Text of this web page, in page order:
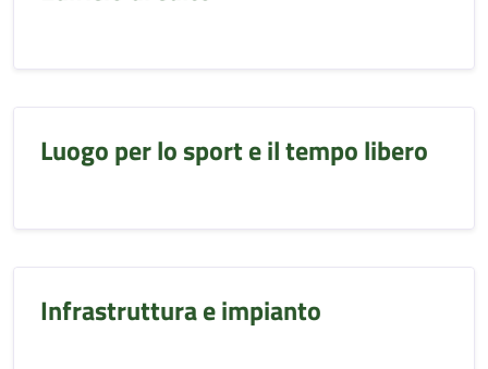
Luogo per lo sport e il tempo libero
Infrastruttura e impianto